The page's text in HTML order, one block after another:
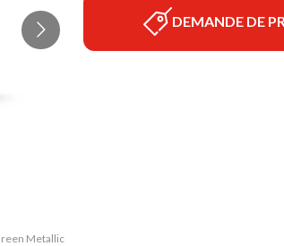
Metallic
DEMANDE DE